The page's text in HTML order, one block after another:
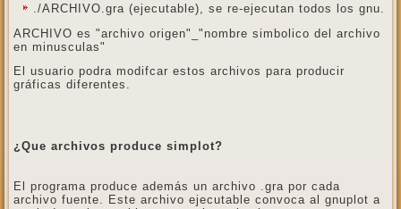
./ARCHIVO.gra (ejecutable), se re-ejecutan todos los gnu.
ARCHIVO es "archivo origen"_"nombre simbolico del archivo
en minusculas"
El usuario podra modifcar estos archivos para producir
gráficas diferentes.
¿Que archivos produce simplot?
El programa produce además un archivo .gra por cada
archivo fuente. Este archivo ejecutable convoca al gnuplot a